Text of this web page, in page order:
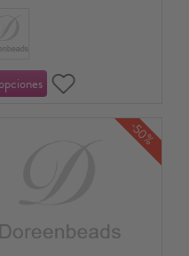
-50%